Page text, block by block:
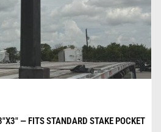
— FITS STANDARD STAKE POCKET